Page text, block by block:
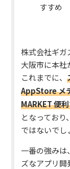
すすめ
株式会社ギガ
大阪市に本社
これまでに、
AppStore メ
MARKET 便
となってお
ではないでし
一番の強みは
ズなアプリ開